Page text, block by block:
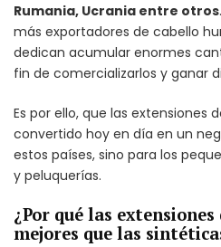
Rumania, Ucrania entre otros
más exportadores de cabello
dedican acumular enormes
fin de comercializarlos y ganar
Es por ello, que las extensiones
convertido hoy en día en un
estos países, sino para los
y peluquerías.
¿Por qué las
mejores que las